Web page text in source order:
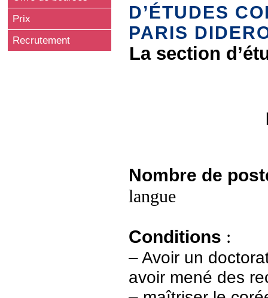
Prix
Recrutement
D’ÉTUDES
PARIS
La section
Nombre de
langue
Conditions :
– Avoir un
avoir mené des